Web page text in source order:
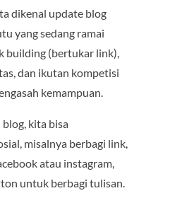
dikenal update blog
yang sedang ramai
building (bertukar link),
dan ikutan kompetisi
kemampuan.
kita bisa
misalnya berbagi link,
atau instagram,
untuk berbagi tulisan.